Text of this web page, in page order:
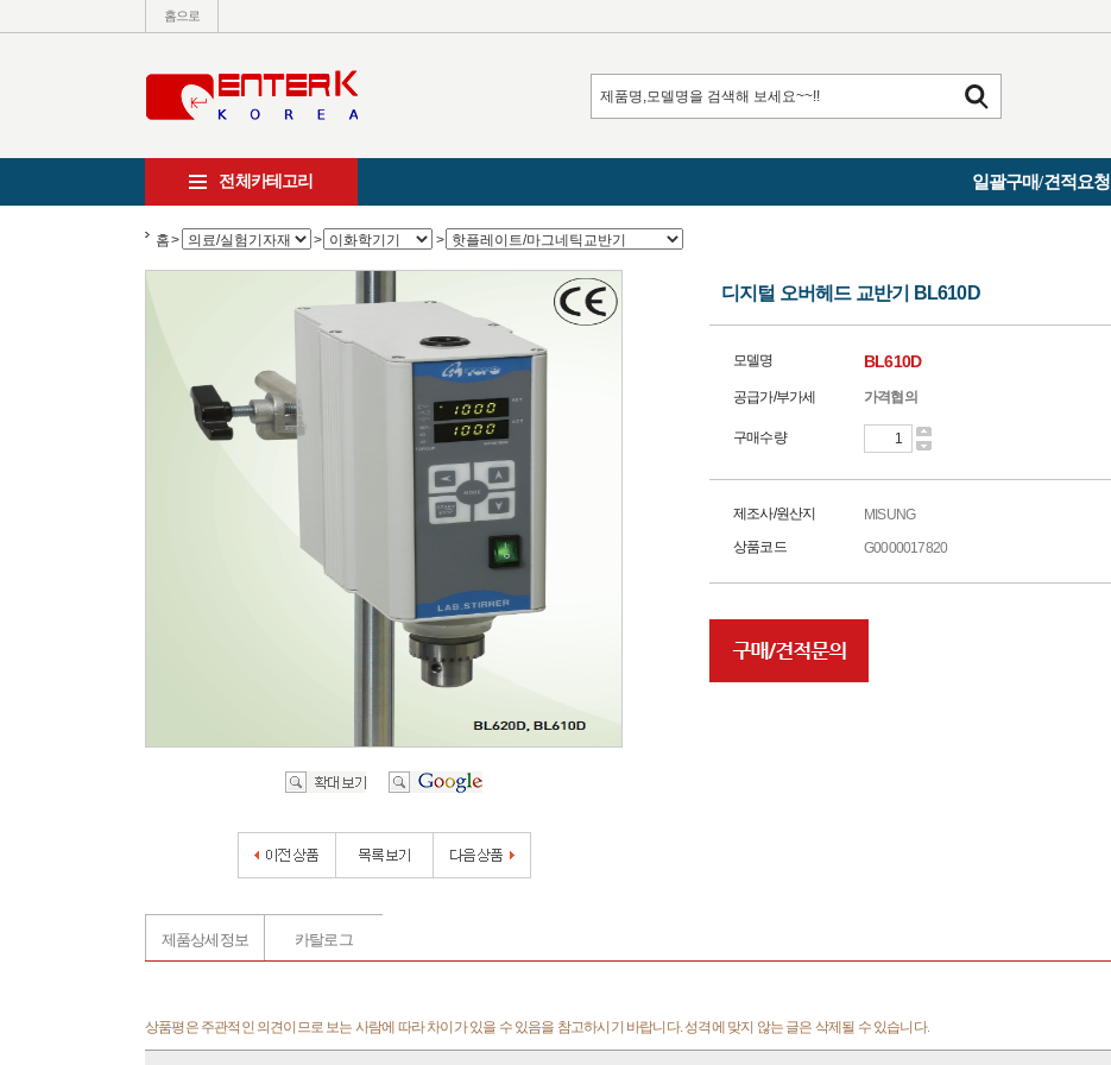
홈으로
전체카테고리 일괄구매/견적요청
홈> > >
디지털 오버헤드 교반기 BL610D
모델명 BL610D
공급가/부가세 가격협의
구매수량
제조사/원산지
MISUNG
상품코드
G0000017820
제품상세정보 카탈로그
상품평은 주관적인 의견이므로 보는 사람에 따라 차이가 있을 수 있음을 참고하시기 바랍니다. 성격에 맞지 않는 글은 삭제될 수 있습니다.